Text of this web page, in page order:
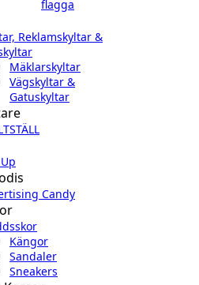
flagga
Reklamskyltar &
Mäklarskyltar
Vägskyltar &
Gatuskyltar
Candy
Kängor
Sandaler
Sneakers